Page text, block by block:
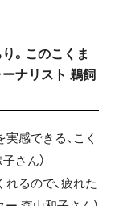
。このこくま
ナリスト 鵜飼
感できる、こく
さん）
るので、疲れた